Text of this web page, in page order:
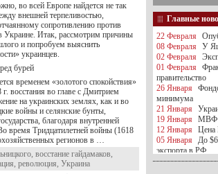
во всей Европе найдется не так
внешней терпеливостью,
сопротивлению против
Украине. Итак, рассмотрим причины
и попробуем выяснить
украинцев.
бурей
временем «золотого спокойствия»
восстания во главе с Дмитрием
на украинских землях, как и во
войны и селянские бунты,
благодаря внутренней
время Тридцатилетней войны (1618
регионов в …
, восстание гайдамаков,
, революция, Украина
Главные
22 Февраля
08 Февраля
У
02 Февраля
01 Февраля
правительство
26 Января
минимума
21 Января
19 Января
МВФ
12 Января
Цена
05 Января
До
экспорта в РФ
05 Января
Киев